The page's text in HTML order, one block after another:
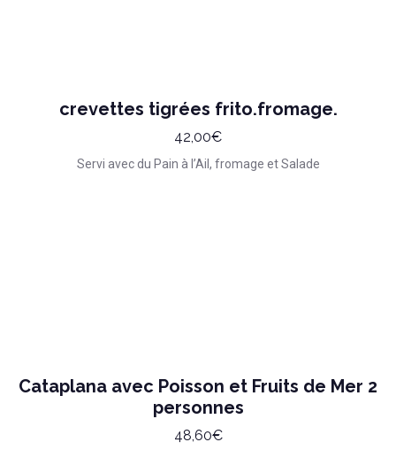
crevettes tigrées frito.fromage.
42,00€
Servi avec du Pain à l’Ail, fromage et Salade
Cataplana avec Poisson et Fruits de Mer 2
personnes
48,60€